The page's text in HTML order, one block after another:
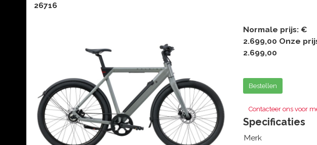
26716
Normale prijs: €
2.699,00 Onze
2.699,00
Bestellen
Contacteer ons voor
Specificaties
Merk